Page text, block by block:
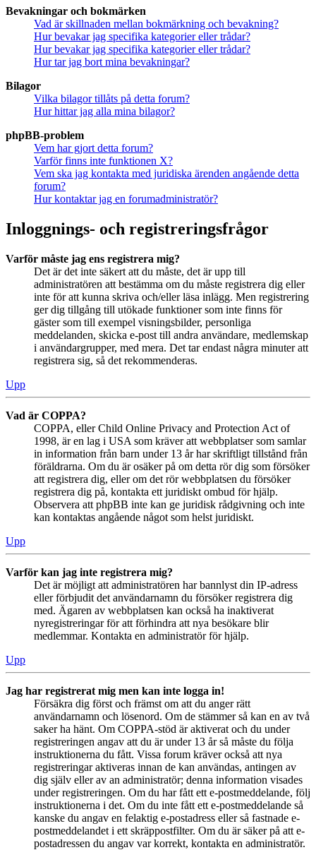
Bevakningar och bokmärken
Vad är skillnaden mellan bokmärkning och bevakning?
Hur bevakar jag specifika kategorier eller trådar?
Hur bevakar jag specifika kategorier eller trådar?
Hur tar jag bort mina bevakningar?
Bilagor
Vilka bilagor tillåts på detta forum?
Hur hittar jag alla mina bilagor?
phpBB-problem
Vem har gjort detta forum?
Varför finns inte funktionen X?
Vem ska jag kontakta med juridiska ärenden angående detta
forum?
Hur kontaktar jag en forumadministratör?
Inloggnings- och registreringsfrågor
Varför måste jag ens registrera mig?
Det är det inte säkert att du måste, det är upp till
administratören att bestämma om du måste registrera dig eller
inte för att kunna skriva och/eller läsa inlägg. Men registrering
ger dig tillgång till utökade funktioner som inte finns för
gäster som till exempel visningsbilder, personliga
meddelanden, skicka e-post till andra användare, medlemskap
i användargrupper, med mera. Det tar endast några minuter att
registrera sig, så det rekommenderas.
Upp
Vad är COPPA?
COPPA, eller Child Online Privacy and Protection Act of
1998, är en lag i USA som kräver att webbplatser som samlar
in information från barn under 13 år har skriftligt tillstånd från
föräldrarna. Om du är osäker på om detta rör dig som försöker
att registrera dig, eller om det rör webbplatsen du försöker
registrera dig på, kontakta ett juridiskt ombud för hjälp.
Observera att phpBB inte kan ge juridisk rådgivning och inte
kan kontaktas angående något som helst juridiskt.
Upp
Varför kan jag inte registrera mig?
Det är möjligt att administratören har bannlyst din IP-adress
eller förbjudit det användarnamn du försöker registrera dig
med. Ägaren av webbplatsen kan också ha inaktiverat
nyregistreringar för att förhindra att nya besökare blir
medlemmar. Kontakta en administratör för hjälp.
Upp
Jag har registrerat mig men kan inte logga in!
Försäkra dig först och främst om att du anger rätt
användarnamn och lösenord. Om de stämmer så kan en av två
saker ha hänt. Om COPPA-stöd är aktiverat och du under
registreringen angav att du är under 13 år så måste du följa
instruktionerna du fått. Vissa forum kräver också att nya
registreringar aktiveras innan de kan användas, antingen av
dig själv eller av an administratör; denna information visades
under registreringen. Om du har fått ett e-postmeddelande, följ
instruktionerna i det. Om du inte fått ett e-postmeddelande så
kanske du angav en felaktig e-postadress eller så fastnade e-
postmeddelandet i ett skräppostfilter. Om du är säker på att e-
postadressen du angav var korrekt, kontakta en administratör.